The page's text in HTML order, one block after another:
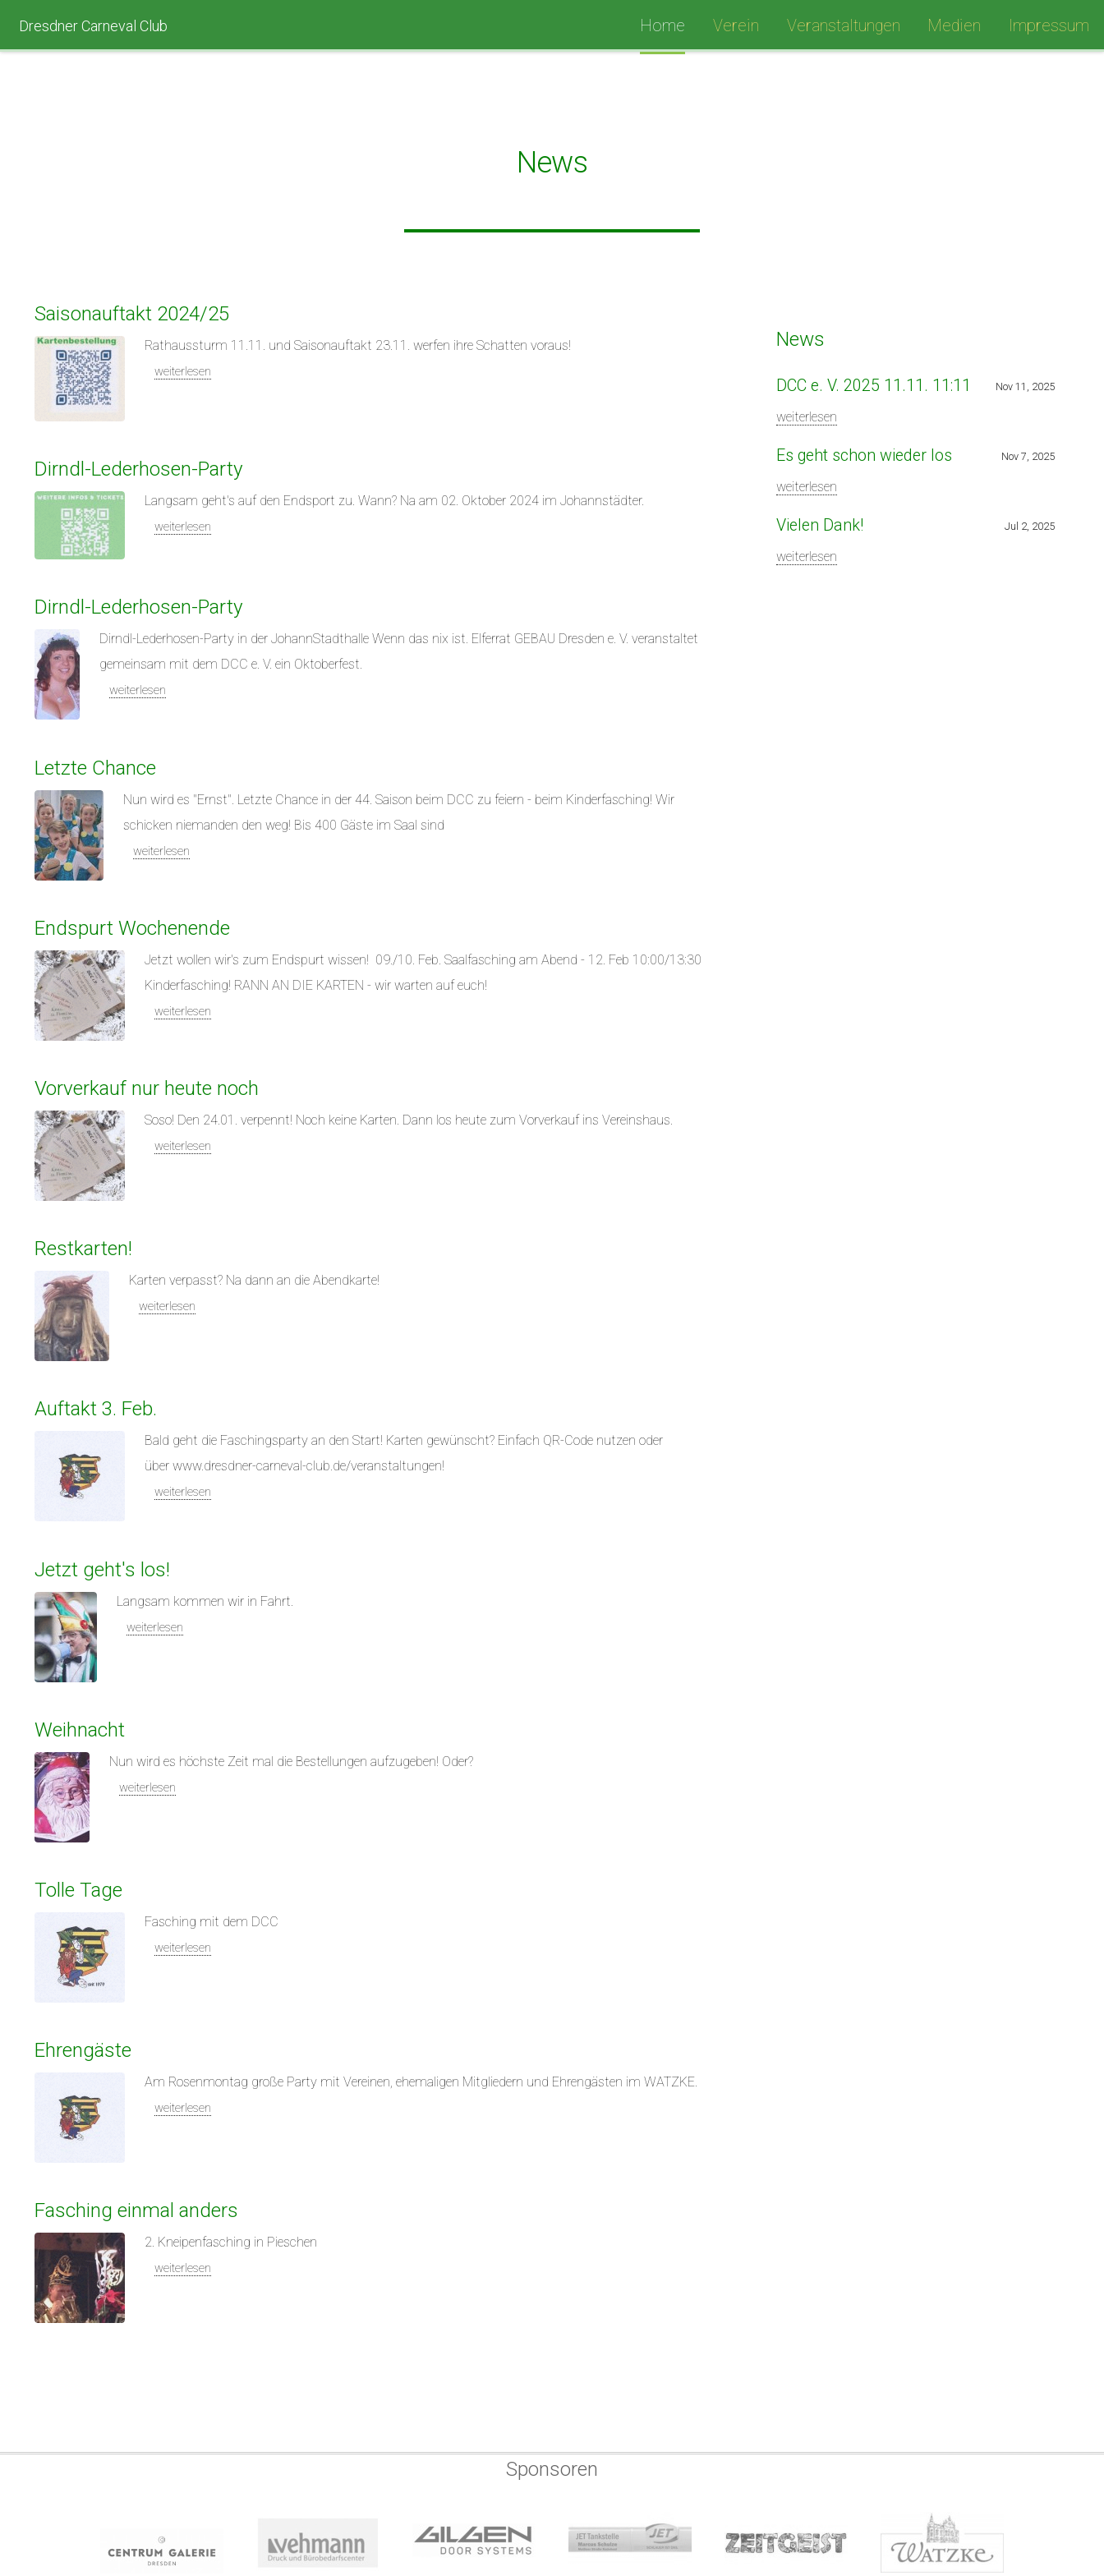
Dresdner Carneval Club Home Verein Veranstaltungen Medien Impressum
News
Saisonauftakt 2024/25
Rathaussturm 11.11. und Saisonauftakt 23.11. werfen ihre Schatten voraus!
weiterlesen
Dirndl-Lederhosen-Party
Langsam geht's auf den Endsport zu. Wann? Na am 02. Oktober 2024 im Johannstädter.
weiterlesen
Dirndl-Lederhosen-Party
Dirndl-Lederhosen-Party in der JohannStadthalle Wenn das nix ist. Elferrat GEBAU Dresden e. V. veranstaltet
gemeinsam mit dem DCC e. V. ein Oktoberfest.
weiterlesen
Letzte Chance
Nun wird es "Ernst". Letzte Chance in der 44. Saison beim DCC zu feiern - beim Kinderfasching! Wir
schicken niemanden den weg! Bis 400 Gäste im Saal sind
weiterlesen
Endspurt Wochenende
Jetzt wollen wir's zum Endspurt wissen! 09./10. Feb. Saalfasching am Abend - 12. Feb 10:00/13:30
Kinderfasching! RANN AN DIE KARTEN - wir warten auf euch!
weiterlesen
Vorverkauf nur heute noch
Soso! Den 24.01. verpennt! Noch keine Karten. Dann los heute zum Vorverkauf ins Vereinshaus.
weiterlesen
Restkarten!
Karten verpasst? Na dann an die Abendkarte!
weiterlesen
Auftakt 3. Feb.
Bald geht die Faschingsparty an den Start! Karten gewünscht? Einfach QR-Code nutzen oder
über www.dresdner-carneval-club.de/veranstaltungen!
weiterlesen
Jetzt geht's los!
Langsam kommen wir in Fahrt.
weiterlesen
Weihnacht
Nun wird es höchste Zeit mal die Bestellungen aufzugeben! Oder?
weiterlesen
Tolle Tage
Fasching mit dem DCC
weiterlesen
Ehrengäste
Am Rosenmontag große Party mit Vereinen, ehemaligen Mitgliedern und Ehrengästen im WATZKE.
weiterlesen
Fasching einmal anders
2. Kneipenfasching in Pieschen
weiterlesen
News
Nov 11, 2025
DCC e. V. 2025 11.11. 11:11
weiterlesen
Nov 7, 2025
Es geht schon wieder los
weiterlesen
Jul 2, 2025
Vielen Dank!
weiterlesen
Sponsoren